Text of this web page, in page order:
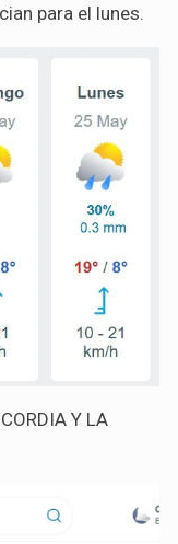
para el lunes.
Y LA